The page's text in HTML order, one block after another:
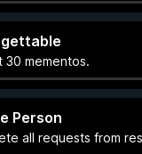
30 mementos.
Person
all requests from